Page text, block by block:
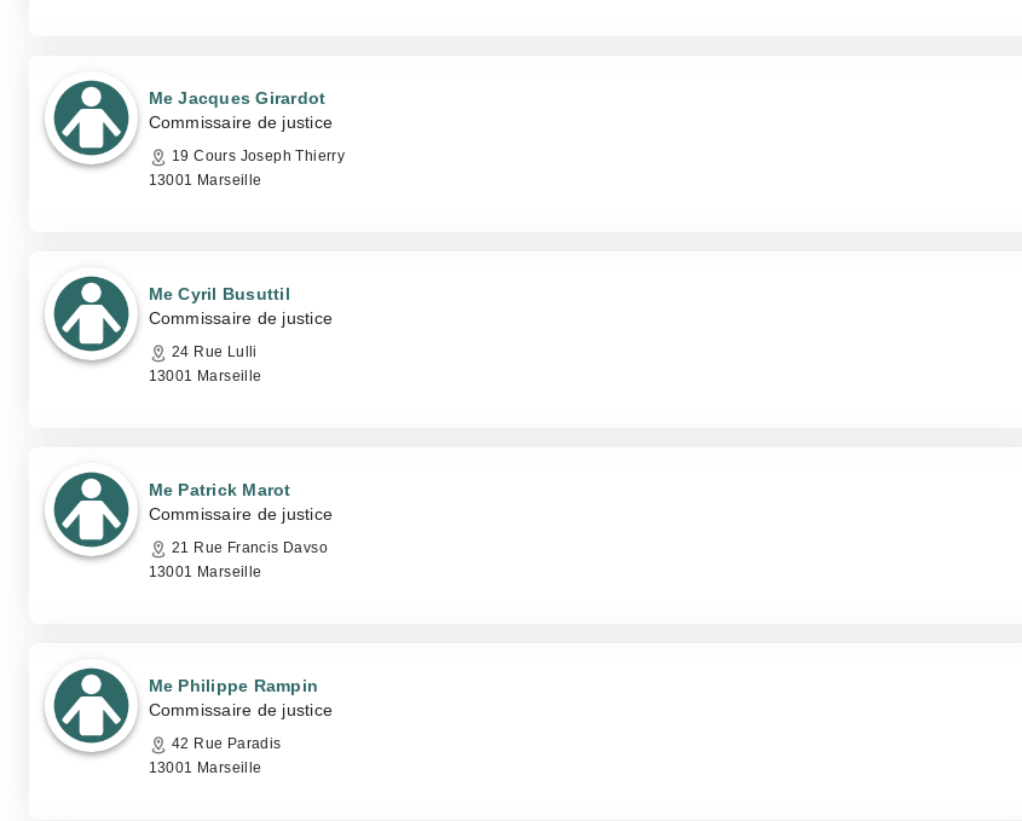
Me Jacques Girardot
Commissaire de justice
19 Cours Joseph Thierry
13001 Marseille
Me Cyril Busuttil
Commissaire de justice
24 Rue Lulli
13001 Marseille
Me Patrick Marot
Commissaire de justice
21 Rue Francis Davso
13001 Marseille
Me Philippe Rampin
Commissaire de justice
42 Rue Paradis
13001 Marseille